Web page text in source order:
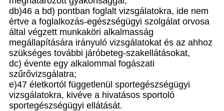
db)46 a bd) pontban foglalt vizsgálatokra, ide nem
értve a foglalkozás-egészségügyi szolgálat orvosa
által végzett munkaköri alkalmasság
megállapítására irányuló vizsgálatokat és az ahhoz
szükséges további járóbeteg-szakellátásokat,
dc) évente egy alkalommal fogászati
szűrővizsgálatra;
e)47 életkortól függetlenül sportegészségügyi
vizsgálatokra, kivéve a hivatásos sportoló
sportegészségügyi ellátását.